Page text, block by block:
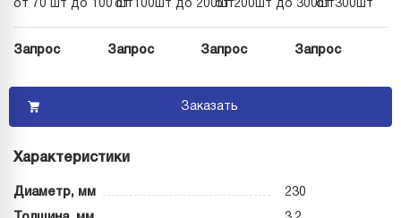
от 70 шт до 100 штот 100шт до 200штот 200шт до 300штот 300шт
Запрос Запрос Запрос Запрос
Заказать
Характеристики
Диаметр, мм 230